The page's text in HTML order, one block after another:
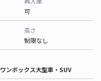
可
高さ
制限なし
ワンボックス大型車・SUV